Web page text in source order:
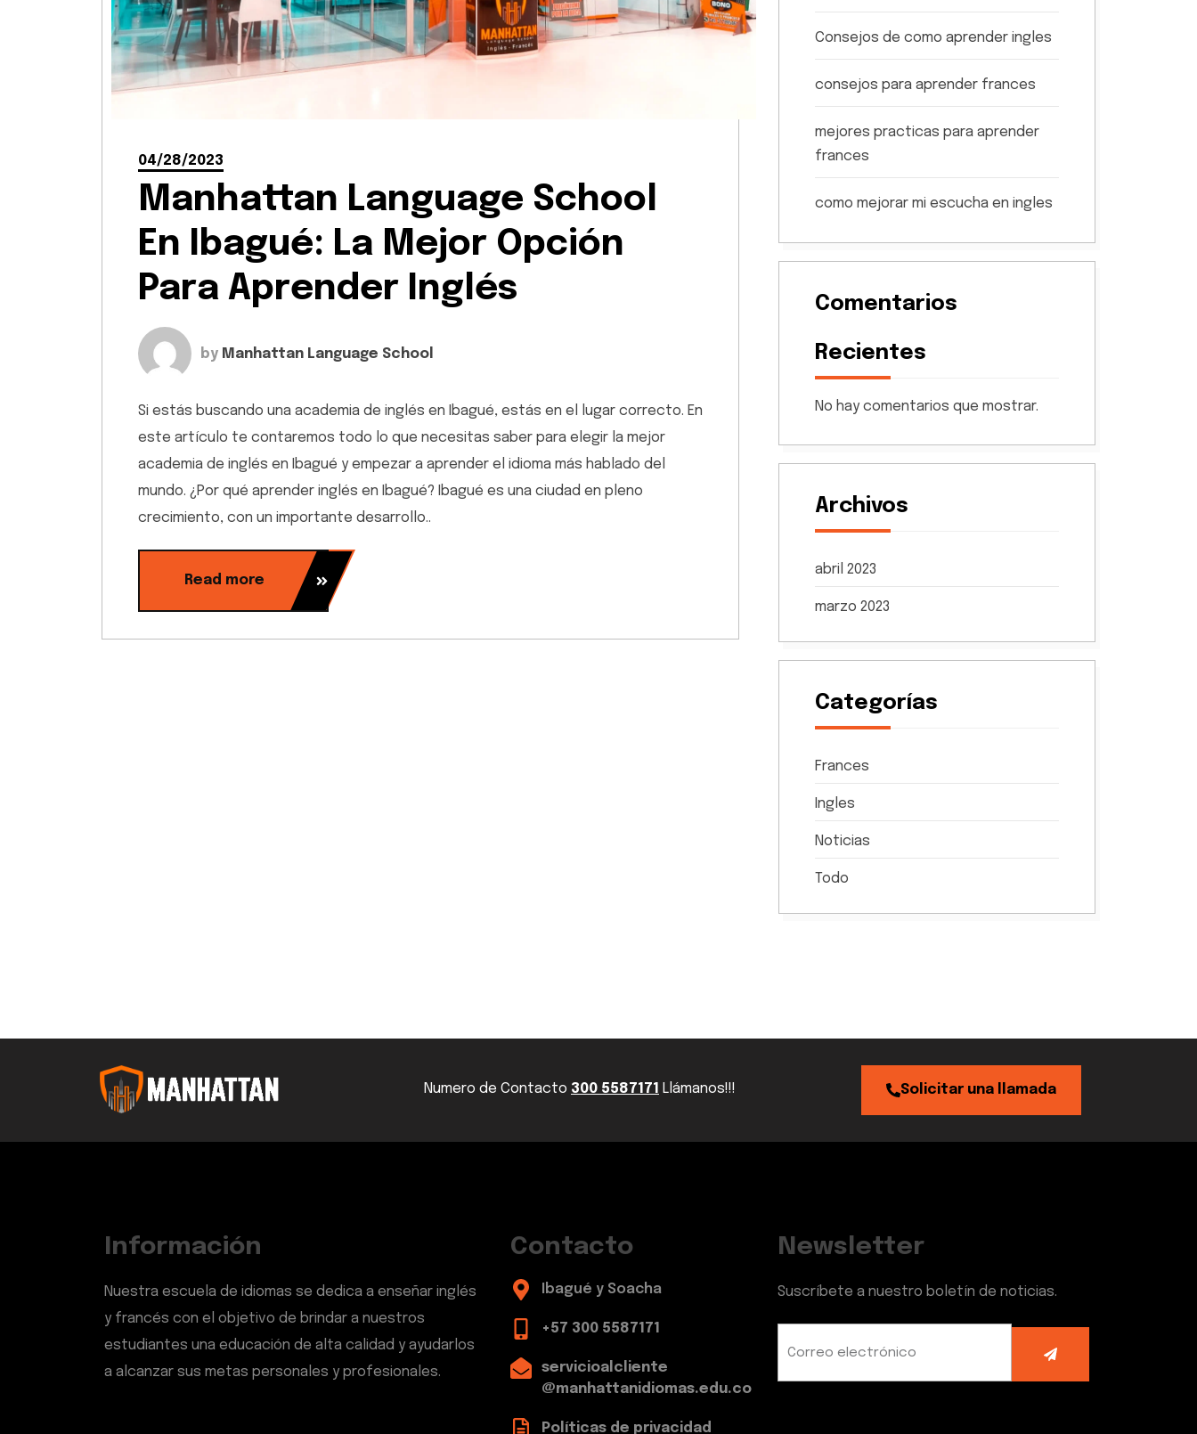
04/28/2023
Manhattan Language School
En Ibagué: La Mejor Opción
Para Aprender Inglés
by Manhattan Language School
Si estás buscando una academia de inglés en Ibagué, estás en el lugar correcto. En
este artículo te contaremos todo lo que necesitas saber para elegir la mejor
academia de inglés en Ibagué y empezar a aprender el idioma más hablado del
mundo. ¿Por qué aprender inglés en Ibagué? Ibagué es una ciudad en pleno
crecimiento, con un importante desarrollo..
Read more
Consejos de como aprender ingles
consejos para aprender frances
mejores practicas para aprender
frances
como mejorar mi escucha en ingles
Comentarios
Recientes
No hay comentarios que mostrar.
Archivos
abril 2023
marzo 2023
Categorías
Frances
Ingles
Noticias
Todo
Numero de Contacto 300 5587171 Llámanos!!! Solicitar una llamada
Información
Nuestra escuela de idiomas se dedica a enseñar inglés
y francés con el objetivo de brindar a nuestros
estudiantes una educación de alta calidad y ayudarlos
a alcanzar sus metas personales y profesionales.
Contacto
Ibagué y Soacha
+57 300 5587171
servicioalcliente
@manhattanidiomas.edu.co
Políticas de privacidad
Newsletter
Suscríbete a nuestro boletín de noticias.